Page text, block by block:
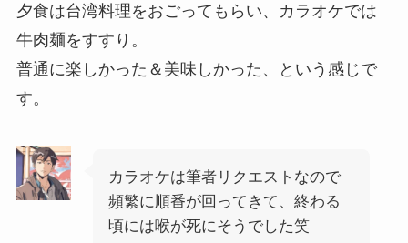
夕食は台湾料理をおごってもらい、カラオケでは
牛肉麺をすすり。
普通に楽しかった＆美味しかった、という感じで
す。
カラオケは筆者リクエストなので
頻繁に順番が回ってきて、終わる
頃には喉が死にそうでした笑